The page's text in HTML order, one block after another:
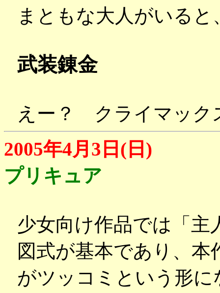
まともな大人がいる
武装錬金
えー？ クライマック
2005年4月3日(日)
プリキュア
少女向け作品では「主
図式が基本であり、
がツッコミという形に